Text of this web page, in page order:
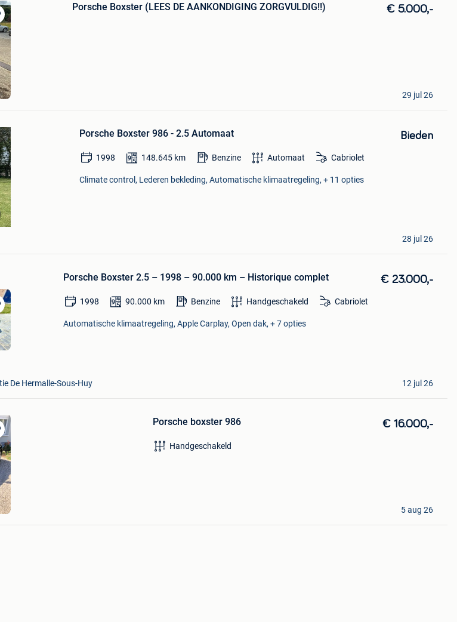
Porsche Boxster (LEES DE AANKONDIGING ZORGVULDIG!!) € 5.000,-
29 jul 26
Porsche Boxster 986 - 2.5 Automaat Bieden
1998 148.645 km Benzine Automaat Cabriolet
Climate control, Lederen bekleding, Automatische klimaatregeling, + 11 opties
28 jul 26
Porsche Boxster 2.5 – 1998 – 90.000 km – Historique complet € 23.000,-
1998 90.000 km Benzine Handgeschakeld Cabriolet
Automatische klimaatregeling, Apple Carplay, Open dak, + 7 opties
De Hermalle-Sous-Huy
12 jul 26
Porsche boxster 986 € 16.000,-
Handgeschakeld
5 aug 26